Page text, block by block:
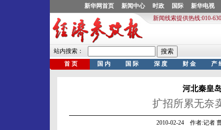
河北秦皇
扩招所累无奈
2010-02-24 作者:记者